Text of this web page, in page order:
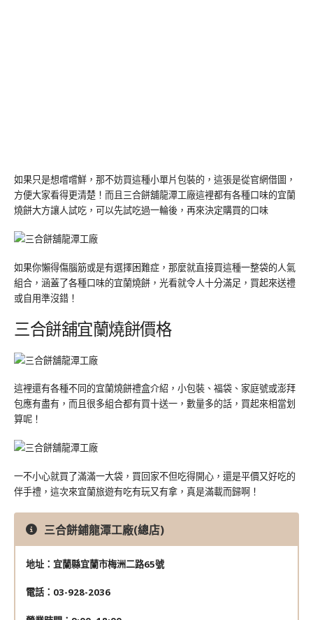
如果只是想嚐嚐鮮，那不妨買這種小單片包裝的，這張是從官網借圖，
方便大家看得更清楚！而且三合餅舖龍潭工廠這裡都有各種口味的宜蘭
燒餅大方讓人試吃，可以先試吃過一輪後，再來決定購買的口味
如果你懶得傷腦筋或是有選擇困難症，那麼就直接買這種一整袋的人氣
組合，涵蓋了各種口味的宜蘭燒餅，光看就令人十分滿足，買起來送禮
或自用準沒錯！
三合餅舖宜蘭燒餅價格
這裡還有各種不同的宜蘭燒餅禮盒介紹，小包裝、福袋、家庭號或澎拜
包應有盡有，而且很多組合都有買十送一，數量多的話，買起來相當划
算呢！
一不小心就買了滿滿一大袋，買回家不但吃得開心，還是平價又好吃的
伴手禮，這次來宜蘭旅遊有吃有玩又有拿，真是滿載而歸啊！
三合餅鋪龍潭工廠(總店)
地址：宜蘭縣宜蘭市梅洲二路65號
電話：03-928-2036